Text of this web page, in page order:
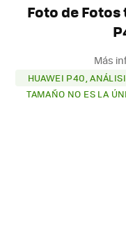
Foto de
Más
HUAWEI P40,
TAMAÑO NO ES LA